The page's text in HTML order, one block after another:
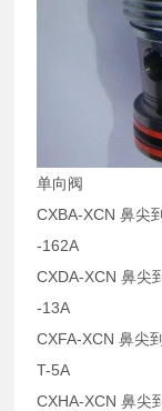
单向阀
CXBA-XCN 鼻尖
-162A
CXDA-XCN 鼻尖
-13A
CXFA-XCN 鼻尖
T-5A
CXHA-XCN 鼻尖